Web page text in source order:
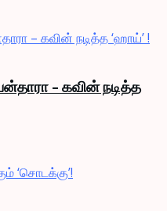
– கவின் நடித்த